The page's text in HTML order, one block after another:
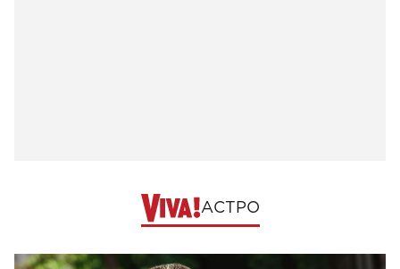
АСТРО